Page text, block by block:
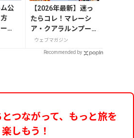
公
き
【2026年最新】迷っ
たらコレ！マレーシ
ア・クアラルンプール
で絶対買いたいお土産
15選
ウェブマガジン
Recommended by
つながって、もっと旅を
楽しもう！